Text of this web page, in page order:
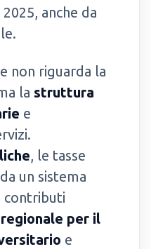
anche da
non riguarda la
la struttura
e
, le tasse
un sistema
contributi
per il
e